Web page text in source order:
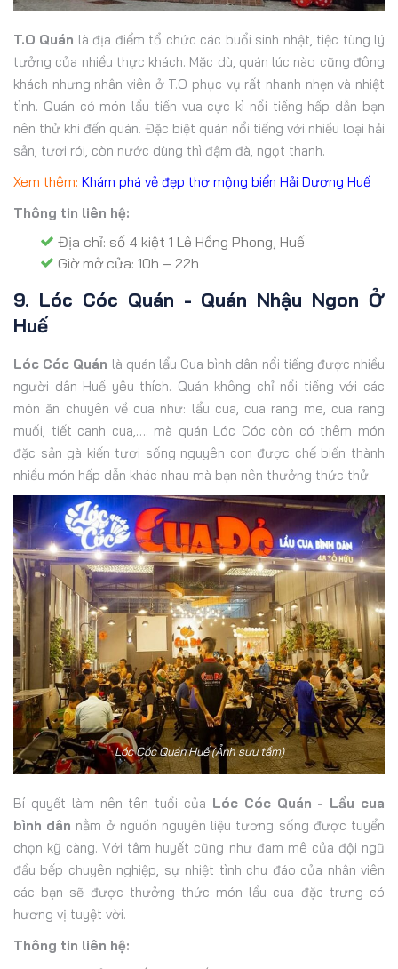
T.O Quán là địa điểm tổ chức các buổi sinh nhật, tiệc tùng lý
tưởng của nhiều thực khách. Mặc dù, quán lúc nào cũng đông
khách nhưng nhân viên ở T.O phục vụ rất nhanh nhẹn và nhiệt
tình. Quán có món lẩu tiến vua cực kì nổi tiếng hấp dẫn bạn
nên thử khi đến quán. Đặc biệt quán nổi tiếng với nhiều loại hải
sản, tươi rói, còn nước dùng thì đậm đà, ngọt thanh.
Xem thêm: Khám phá vẻ đẹp thơ mộng biển Hải Dương Huế
Thông tin liên hệ:
Địa chỉ: số 4 kiệt 1 Lê Hồng Phong, Huế
Giờ mở cửa: 10h – 22h
9. Lóc Cóc Quán - Quán Nhậu Ngon Ở
Huế
Lóc Cóc Quán là quán lẩu Cua bình dân nổi tiếng được nhiều
người dân Huế yêu thích. Quán không chỉ nổi tiếng với các
món ăn chuyên về cua như: lẩu cua, cua rang me, cua rang
muối, tiết canh cua,…. mà quán Lóc Cóc còn có thêm món
đặc sản gà kiến tươi sống nguyên con được chế biến thành
nhiều món hấp dẫn khác nhau mà bạn nên thưởng thức thử.
Lóc Cóc Quán Huế (Ảnh sưu tầm)
Bí quyết làm nên tên tuổi của Lóc Cóc Quán - Lẩu cua
bình dân nằm ở nguồn nguyên liệu tương sống được tuyển
chọn kỹ càng. Với tâm huyết cũng như đam mê của đội ngũ
đầu bếp chuyên nghiệp, sự nhiệt tình chu đáo của nhân viên
các bạn sẽ được thưởng thức món lẩu cua đặc trưng có
hương vị tuyệt vời.
Thông tin liên hệ: